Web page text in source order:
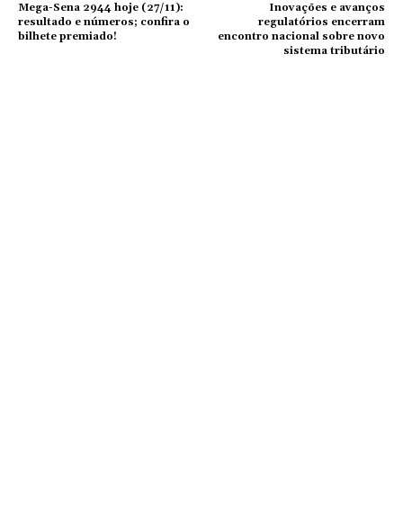
Mega-Sena 2944 hoje (27/11):
resultado e números; confira o
bilhete premiado!
Inovações e avanços
regulatórios encerram
encontro nacional sobre novo
sistema tributário